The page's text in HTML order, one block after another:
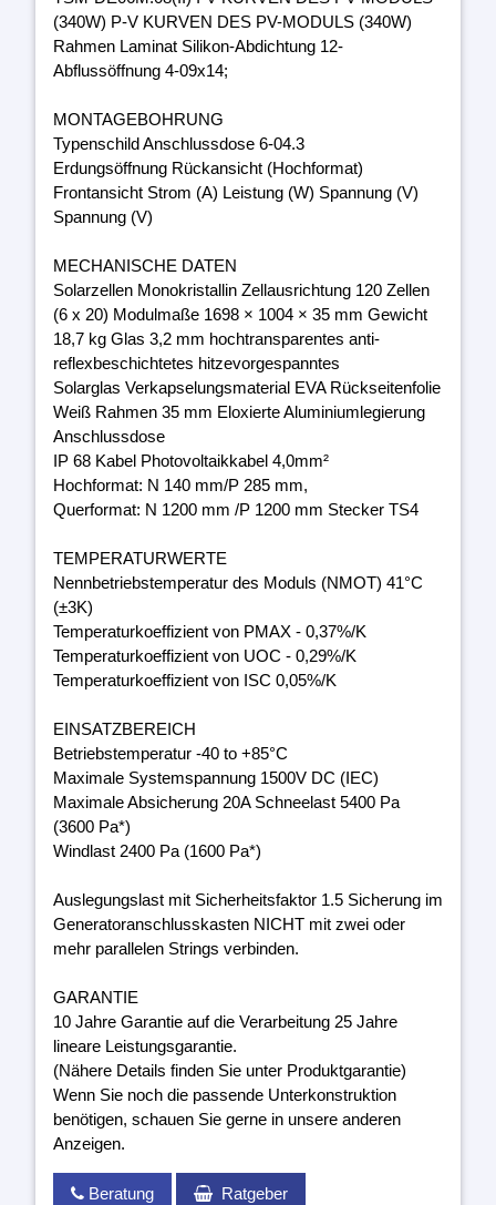
(340W) P-V KURVEN DES PV-MODULS (340W)
Rahmen Laminat Silikon-Abdichtung 12-
Abflussöffnung 4-09x14;
MONTAGEBOHRUNG
Typenschild Anschlussdose 6-04.3
Erdungsöffnung Rückansicht (Hochformat)
Frontansicht Strom (A) Leistung (W) Spannung (V)
Spannung (V)
MECHANISCHE DATEN
Solarzellen Monokristallin Zellausrichtung 120 Zellen
(6 x 20) Modulmaße 1698 × 1004 × 35 mm Gewicht
18,7 kg Glas 3,2 mm hochtransparentes anti-
reflexbeschichtetes hitzevorgespanntes
Solarglas Verkapselungsmaterial EVA Rückseitenfolie
Weiß Rahmen 35 mm Eloxierte Aluminiumlegierung
Anschlussdose
IP 68 Kabel Photovoltaikkabel 4,0mm²
Hochformat: N 140 mm/P 285 mm,
Querformat: N 1200 mm /P 1200 mm Stecker TS4
TEMPERATURWERTE
Nennbetriebstemperatur des Moduls (NMOT) 41°C
(±3K)
Temperaturkoeffizient von PMAX - 0,37%/K
Temperaturkoeffizient von UOC - 0,29%/K
Temperaturkoeffizient von ISC 0,05%/K
EINSATZBEREICH
Betriebstemperatur -40 to +85°C
Maximale Systemspannung 1500V DC (IEC)
Maximale Absicherung 20A Schneelast 5400 Pa
(3600 Pa*)
Windlast 2400 Pa (1600 Pa*)
Auslegungslast mit Sicherheitsfaktor 1.5 Sicherung im
Generatoranschlusskasten NICHT mit zwei oder
mehr parallelen Strings verbinden.
GARANTIE
10 Jahre Garantie auf die Verarbeitung 25 Jahre
lineare Leistungsgarantie.
(Nähere Details finden Sie unter Produktgarantie)
Wenn Sie noch die passende Unterkonstruktion
benötigen, schauen Sie gerne in unsere anderen
Anzeigen.
Beratung Ratgeber